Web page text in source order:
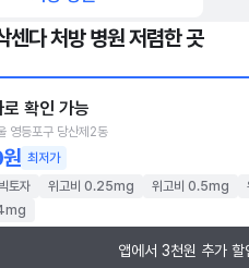
센다 처방 병원 저렴한 곳
확인 가능
영등포구 당산제2동
최저가
빅토자 위고비 0.25mg 위고비 0.5mg
앱에서 3천원 추가 할